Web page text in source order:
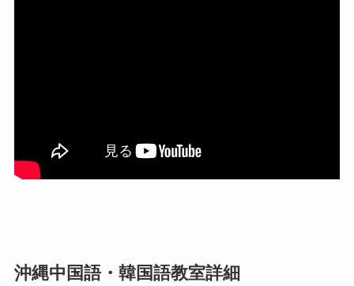
沖縄中国語・韓国語教室詳細